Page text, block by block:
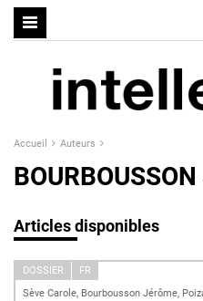
Accueil Auteurs
Articles disponibles
DOSSIER
FR
Sève Carole, Bourbousson Jérôme,